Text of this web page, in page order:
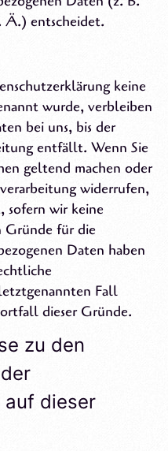
Ä.) entscheidet.
keine
wurde, verbleiben
bei uns, bis der
entfällt. Wenn Sie
geltend machen oder
widerrufen,
sofern wir keine
Gründe für die
Daten haben
Fall
dieser Gründe.
zu den
auf dieser